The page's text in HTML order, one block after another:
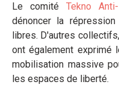
Le comité Tekno
dénoncer la
libres. D'autres
ont également exprimé
mobilisation massive
les espaces de liberté.